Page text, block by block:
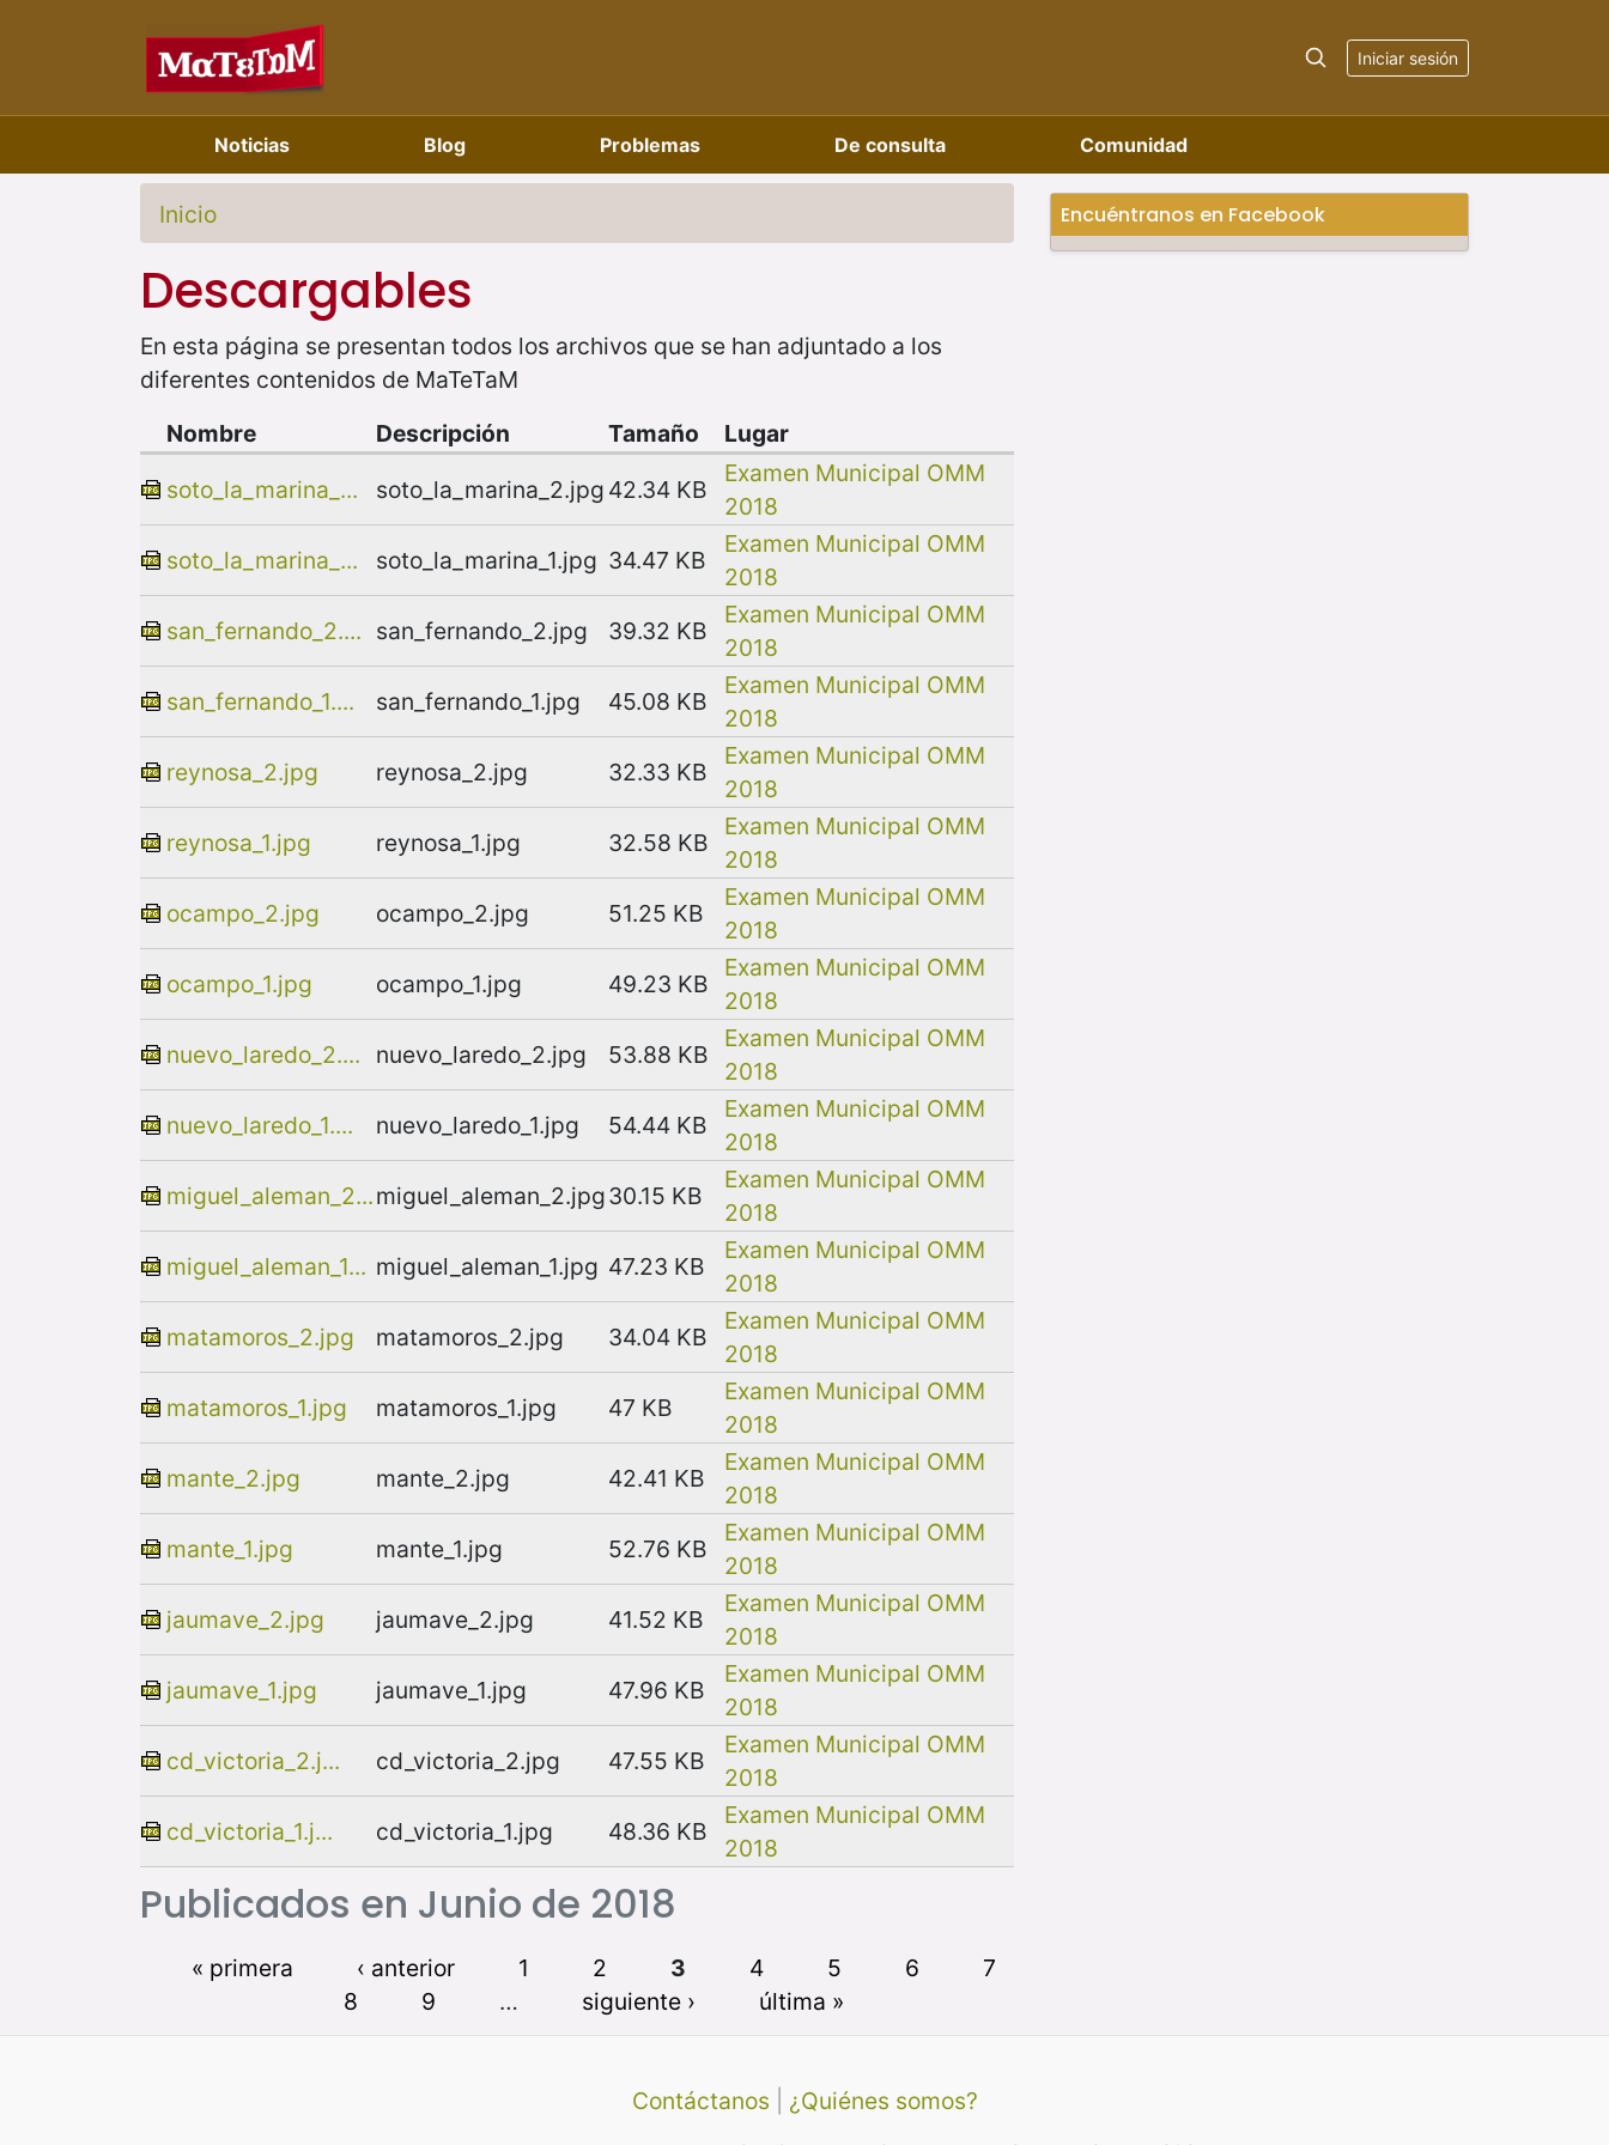
Iniciar sesión
Noticias Blog Problemas De consulta Comunidad
Inicio
Descargables
En esta página se presentan todos los archivos que se han adjuntado a los
diferentes contenidos de MaTeTaM
Publicados en Junio de 2018
Nombre Descripción Tamaño
Lugar
soto_la_marina_...
soto_la_marina_2.jpg 42.34 KB
Examen Municipal OMM
2018
soto_la_marina_...
soto_la_marina_1.jpg 34.47 KB
Examen Municipal OMM
2018
san_fernando_2.... san_fernando_2.jpg 39.32 KB
Examen Municipal OMM
2018
san_fernando_1....
san_fernando_1.jpg 45.08 KB
Examen Municipal OMM
2018
reynosa_2.jpg
reynosa_2.jpg 32.33 KB
Examen Municipal OMM
2018
reynosa_1.jpg
reynosa_1.jpg 32.58 KB
Examen Municipal OMM
2018
ocampo_2.jpg
ocampo_2.jpg 51.25 KB
Examen Municipal OMM
2018
ocampo_1.jpg
ocampo_1.jpg 49.23 KB
Examen Municipal OMM
2018
nuevo_laredo_2....
nuevo_laredo_2.jpg 53.88 KB
Examen Municipal OMM
2018
nuevo_laredo_1....
nuevo_laredo_1.jpg 54.44 KB
Examen Municipal OMM
2018
miguel_aleman_2...miguel_aleman_2.jpg30.15 KB
Examen Municipal OMM
2018
miguel_aleman_1... miguel_aleman_1.jpg 47.23 KB
Examen Municipal OMM
2018
matamoros_2.jpg
matamoros_2.jpg 34.04 KB
Examen Municipal OMM
2018
matamoros_1.jpg
matamoros_1.jpg 47 KB
Examen Municipal OMM
2018
mante_2.jpg
mante_2.jpg 42.41 KB
Examen Municipal OMM
2018
mante_1.jpg
mante_1.jpg 52.76 KB
Examen Municipal OMM
2018
jaumave_2.jpg
jaumave_2.jpg 41.52 KB
Examen Municipal OMM
2018
jaumave_1.jpg
jaumave_1.jpg 47.96 KB
Examen Municipal OMM
2018
cd_victoria_2.j...
cd_victoria_2.jpg 47.55 KB
Examen Municipal OMM
2018
cd_victoria_1.j...
cd_victoria_1.jpg 48.36 KB
Examen Municipal OMM
2018
« primera ‹ anterior 1 2 3 4 5 6
7
8
9 … siguiente › última »
Encuéntranos en Facebook
Contáctanos
¿Quiénes somos?